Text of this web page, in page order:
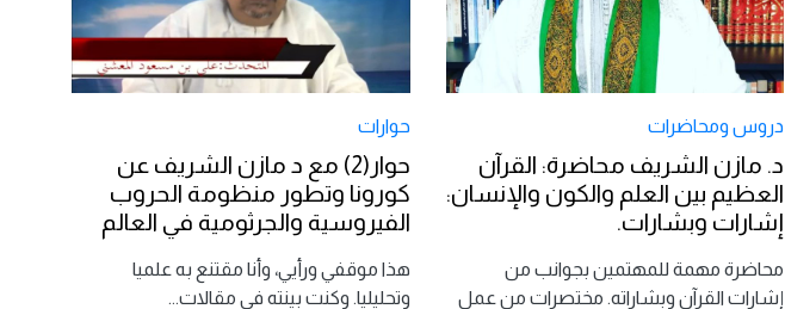
دروس ومحاضرات
د. مازن الشريف محاضرة: القرآن
العظيم بين العلم والكون والإنسان:
إشارات وبشارات.
محاضرة مهمة للمهتمين بجوانب من
إشارات القرآن وبشاراته. مختصرات من عمل
حوارات
حوار(2) مع د مازن الشريف عن
كورونا وتطور منظومة الحروب
الفيروسية والجرثومية في العالم
هذا موقفي ورأيي، وأنا مقتنع به علميا
وتحليليا. وكنت بينته في مقالات...